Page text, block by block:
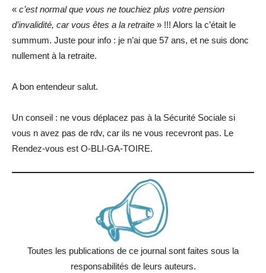
« c’est normal que vous ne touchiez plus votre pension
d’invalidité, car vous êtes a la retraite » !!! Alors la c’était le
summum. Juste pour info : je n’ai que 57 ans, et ne suis donc
nullement à la retraite.
A bon entendeur salut.
Un conseil : ne vous déplacez pas à la Sécurité Sociale si
vous n avez pas de rdv, car ils ne vous recevront pas. Le
Rendez-vous est O-BLI-GA-TOIRE.
Toutes les publications de ce journal sont faites sous la
responsabilités de leurs auteurs.